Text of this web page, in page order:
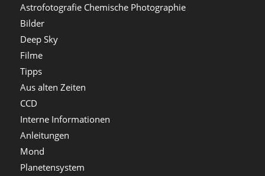
Astrofotografie Chemische Photographie
Bilder
Deep Sky
Filme
Tipps
Aus alten Zeiten
CCD
Interne Informationen
Anleitungen
Mond
Planetensystem